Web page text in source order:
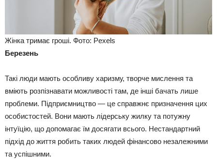
Жінка тримає гроші. Фото: Pexels
Березень
Такі люди мають особливу харизму, творче мислення та
вміють розпізнавати можливості там, де інші бачать лише
проблеми. Підприємництво — це справжнє призначення цих
особистостей. Вони мають лідерську жилку та потужну
інтуїцію, що допомагає їм досягати всього. Нестандартний
підхід до життя робить таких людей фінансово незалежними
та успішними.